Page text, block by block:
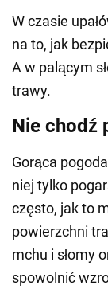
W czasie
na to, jak
A w palącym
trawy.
Nie chodź
Gorąca
niej tylko
często, jak to
powierzchni
mchu i słomy
spowolnić